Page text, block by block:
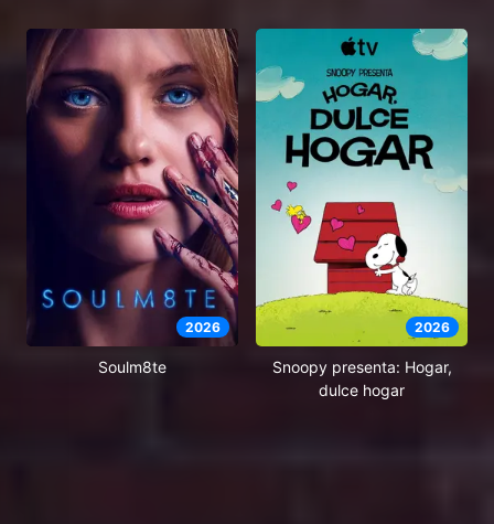
2026
Soulm8te
2026
Snoopy presenta: Hogar,
dulce hogar